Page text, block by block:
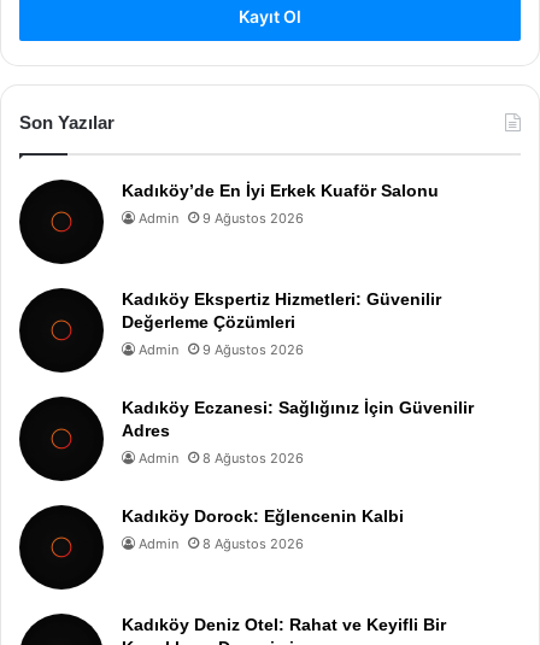
Kayıt Ol
Son Yazılar
Kadıköy’de En İyi Erkek Kuaför Salonu
Admin 9 Ağustos 2026
Kadıköy Ekspertiz Hizmetleri: Güvenilir
Değerleme Çözümleri
Admin 9 Ağustos 2026
Kadıköy Eczanesi: Sağlığınız İçin Güvenilir
Adres
Admin 8 Ağustos 2026
Kadıköy Dorock: Eğlencenin Kalbi
Admin 8 Ağustos 2026
Kadıköy Deniz Otel: Rahat ve Keyifli Bir